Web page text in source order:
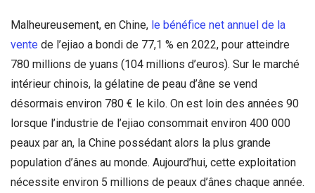
Malheureusement, en Chine, le bénéfice net annuel de la
vente de l’ejiao a bondi de 77,1 % en 2022, pour atteindre
780 millions de yuans (104 millions d’euros). Sur le marché
intérieur chinois, la gélatine de peau d’âne se vend
désormais environ 780 € le kilo. On est loin des années 90
lorsque l’industrie de l’ejiao consommait environ 400 000
peaux par an, la Chine possédant alors la plus grande
population d’ânes au monde. Aujourd’hui, cette exploitation
nécessite environ 5 millions de peaux d’ânes chaque année.